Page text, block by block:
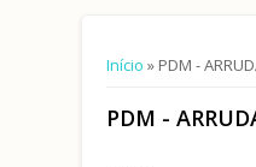
Está aqui
Início » PDM -
PDM -